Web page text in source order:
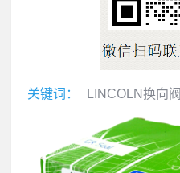
关键词： LINCOLN换向阀